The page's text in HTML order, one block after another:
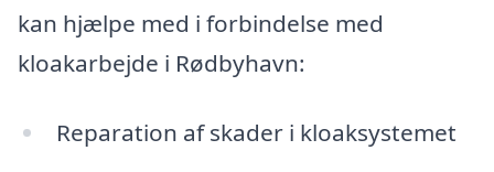
kan hjælpe med i forbindelse med
kloakarbejde i Rødbyhavn:
Reparation af skader i kloaksystemet